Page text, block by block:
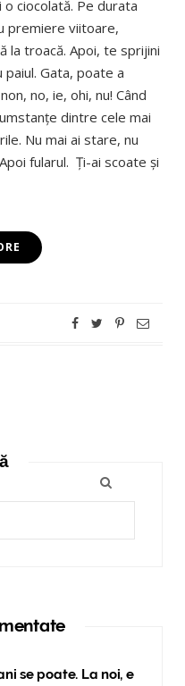
ciocolată. Pe durata
premiere viitoare,
la troacă. Apoi, te sprijini
paiul. Gata, poate a
no, ie, ohi, nu! Când
dintre cele mai
Nu mai ai stare, nu
fularul. Ţi-ai scoate şi
se poate. La noi, e